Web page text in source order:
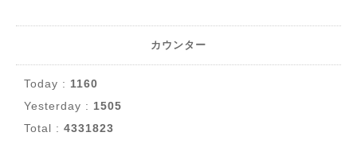
カウンター
Today : 1160
Yesterday : 1505
Total : 4331823